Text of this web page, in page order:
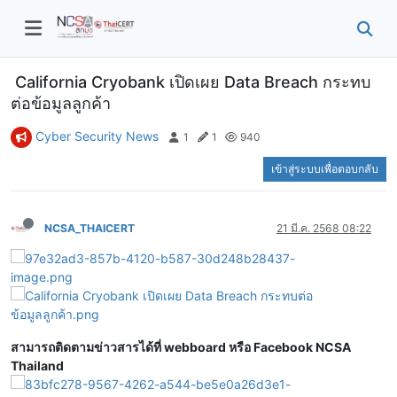
California Cryobank เปิดเผย Data Breach กระทบ
ต่อข้อมูลลูกค้า
Cyber Security News 1 1 940
เข้าสู่ระบบเพื่อตอบกลับ
NCSA_THAICERT 21 มี.ค. 2568 08:22
สามารถติดตามข่าวสารได้ที่ webboard หรือ Facebook NCSA
Thailand